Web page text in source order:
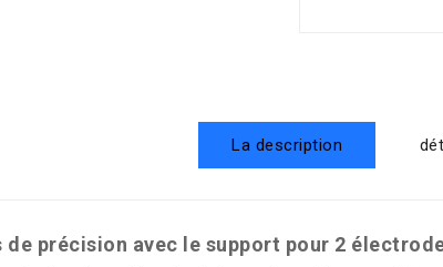
La description
de précision avec le support pour 2